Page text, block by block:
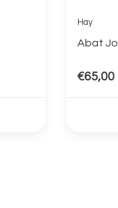
Hay
Abat
€65,00